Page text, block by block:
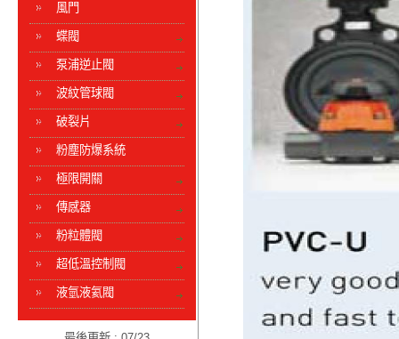
風門
蝶閥
泵浦逆止閥
波紋管球閥
破裂片
粉塵防爆系統
極限開關
傳感器
粉粒體閥
超低溫控制閥
液氫液氦閥